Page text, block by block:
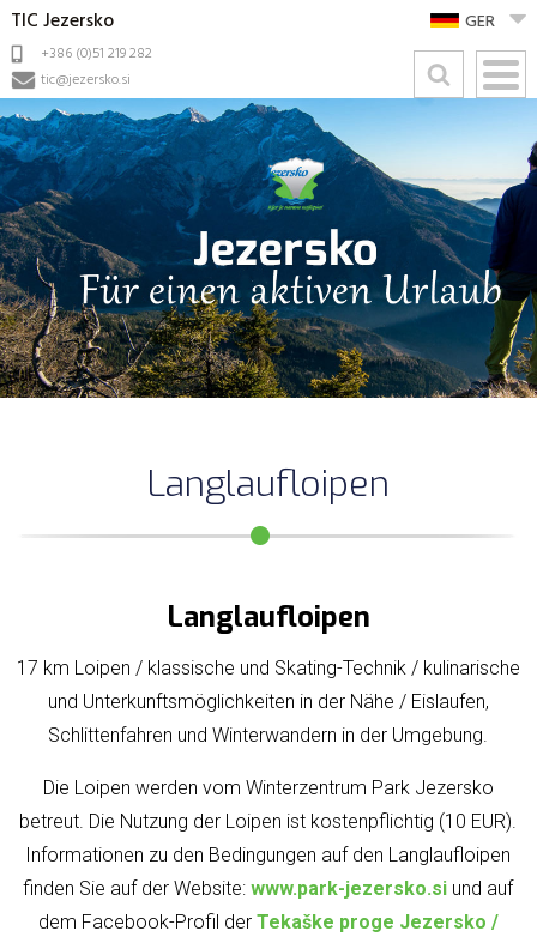
TIC Jezersko
+386 (0)51 219 282
tic@jezersko.si
GER
Langlaufloipen
Langlaufloipen
17 km Loipen / klassische und Skating-Technik / kulinarische
und Unterkunftsmöglichkeiten in der Nähe / Eislaufen,
Schlittenfahren und Winterwandern in der Umgebung.
Die Loipen werden vom Winterzentrum Park Jezersko
betreut. Die Nutzung der Loipen ist kostenpflichtig (10 EUR).
Informationen zu den Bedingungen auf den Langlaufloipen
finden Sie auf der Website:www.park-jezersko.si und auf
dem Facebook-Profil der Tekaške proge Jezersko /